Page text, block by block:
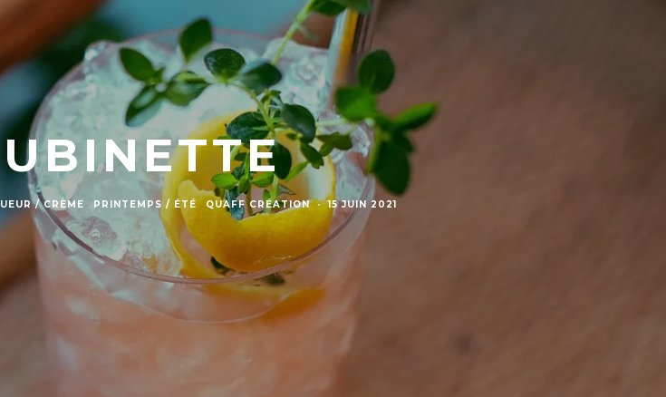
/ CRÈME PRINTEMPS / ÉTÉ QUAFF CRÉATION · 15 JUIN 2021